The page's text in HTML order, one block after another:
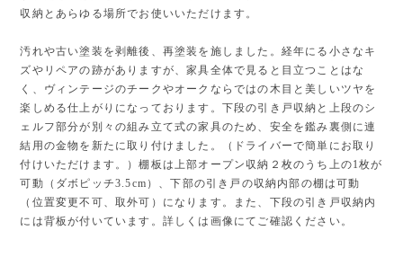
収納とあらゆる場所でお使いいただけます。
汚れや古い塗装を剥離後、再塗装を施しました。経年にる小さなキ
ズやリペアの跡がありますが、家具全体で見ると目立つことはな
く、ヴィンテージのチークやオークならではの木目と美しいツヤを
楽しめる仕上がりになっております。下段の引き戸収納と上段のシ
ェルフ部分が別々の組み立て式の家具のため、安全を鑑み裏側に連
結用の金物を新たに取り付けました。（ドライバーで簡単にお取り
付けいただけます。）棚板は上部オープン収納２枚のうち上の1枚が
可動（ダボピッチ3.5cm）、下部の引き戸の収納内部の棚は可動
（位置変更不可、取外可）になります。また、下段の引き戸収納内
には背板が付いています。詳しくは画像にてご確認ください。